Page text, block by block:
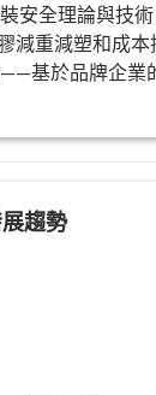
安全理論與技術
減重減塑和成本
基於品牌企業
趨勢